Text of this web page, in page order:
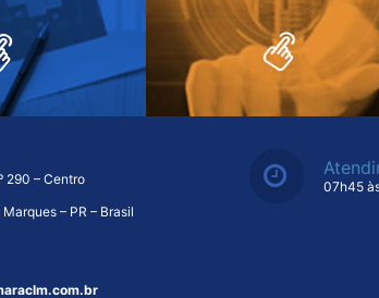
290 – Centro
– PR – Brasil
07h45